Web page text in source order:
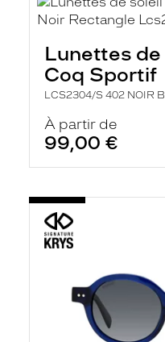
Lunettes de
Coq Sportif
LCS2304/S 402 NOIR
À partir de
99,00 €